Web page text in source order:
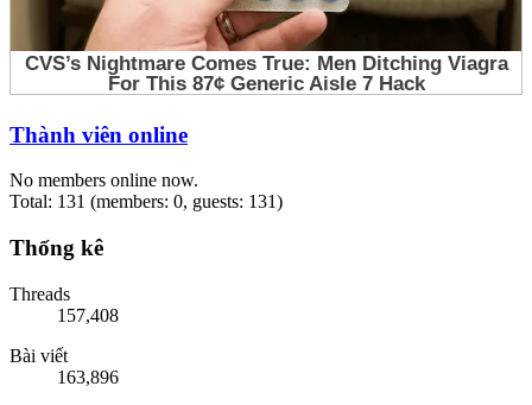
Thành viên online
No members online now.
Total: 131 (members: 0, guests: 131)
Thống kê
Threads
157,408
Bài viết
163,896